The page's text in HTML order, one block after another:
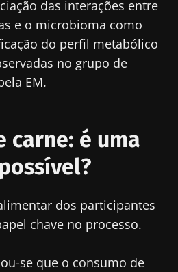
das interações entre
e o microbioma como
do perfil metabólico
no grupo de
EM.
carne: é uma
dos participantes
chave no processo.
se que o consumo de